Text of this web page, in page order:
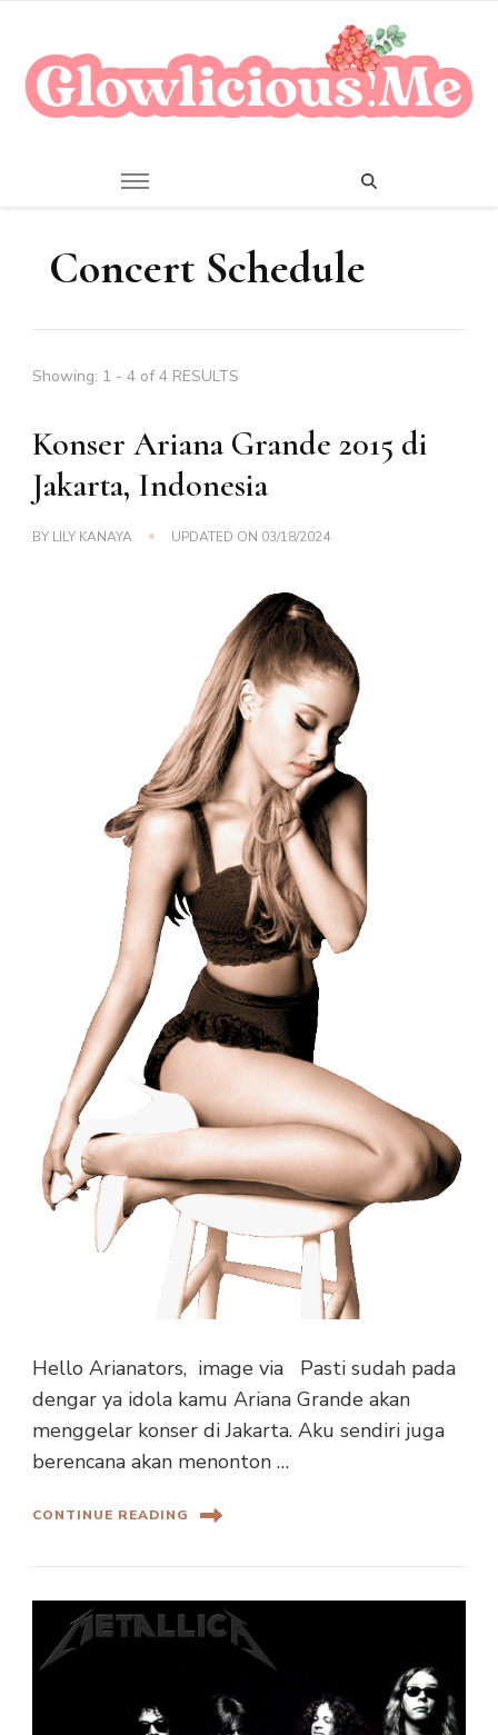
Concert Schedule
Showing: 1 - 4 of 4 RESULTS
Konser Ariana Grande 2015 di
Jakarta, Indonesia
BY LILY KANAYA UPDATED ON 03/18/2024
Hello Arianators, image via Pasti sudah pada
dengar ya idola kamu Ariana Grande akan
menggelar konser di Jakarta. Aku sendiri juga
berencana akan menonton …
CONTINUE READING